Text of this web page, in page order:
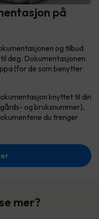
på
og tilbud
deg. Dokumentasjonen
(for de som benytter
knyttet til din
og bruksnummer),
du trenger
mer?